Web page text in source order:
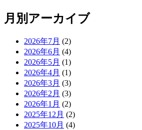
月別アーカイブ
2026年7月 (2)
2026年6月 (4)
2026年5月 (1)
2026年4月 (1)
2026年3月 (3)
2026年2月 (3)
2026年1月 (2)
2025年12月 (2)
2025年10月 (4)